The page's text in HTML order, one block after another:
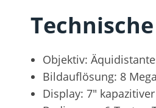
Objektiv:
Bildauflösung: 8
Display: 7″